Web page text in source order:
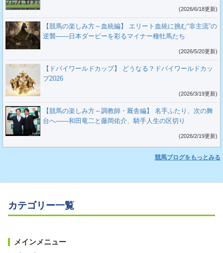
(2026/6/18更新)
【競馬の楽しみ方～血統編】 エリート血統に挑む“非主流”の
逆襲――日本ダービーを彩るマイナー種牡馬たち
(2026/5/20更新)
【ドバイワールドカップ】 どうなる？ドバイワールドカッ
プ2026
(2026/3/19更新)
【競馬の楽しみ方～調教師・厩舎編】 名手ふたり、次の舞
台へ――和田竜二と藤岡佑介、騎手人生の区切り
(2026/2/19更新)
競馬ブログをもっとみる
カテゴリー一覧
メインメニュー